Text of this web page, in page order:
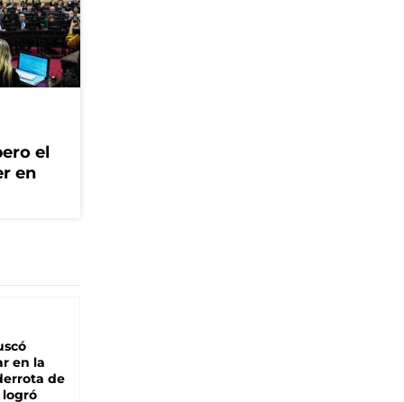
el
en
en la
de
logró